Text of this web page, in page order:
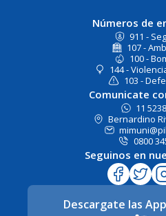
Números de
911 -
107 -
100 -
144 -
103 -
Comunicate
11
Bernardino
0800
Seguinos en
Descargate las